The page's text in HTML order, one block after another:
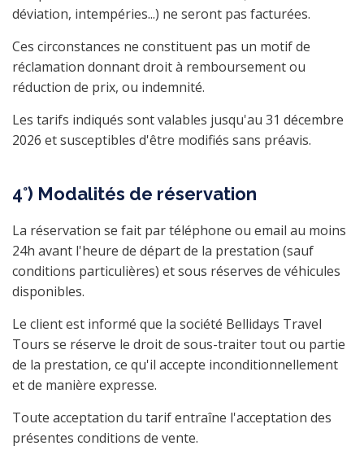
déviation, intempéries...) ne seront pas facturées.
Ces circonstances ne constituent pas un motif de
réclamation donnant droit à remboursement ou
réduction de prix, ou indemnité.
Les tarifs indiqués sont valables jusqu'au 31 décembre
2026 et susceptibles d'être modifiés sans préavis.
4°) Modalités de réservation
La réservation se fait par téléphone ou email au moins
24h avant l'heure de départ de la prestation (sauf
conditions particulières) et sous réserves de véhicules
disponibles.
Le client est informé que la société Bellidays Travel
Tours se réserve le droit de sous-traiter tout ou partie
de la prestation, ce qu'il accepte inconditionnellement
et de manière expresse.
Toute acceptation du tarif entraîne l'acceptation des
présentes conditions de vente.